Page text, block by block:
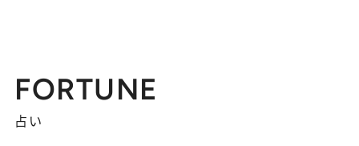
FORTUNE
占い